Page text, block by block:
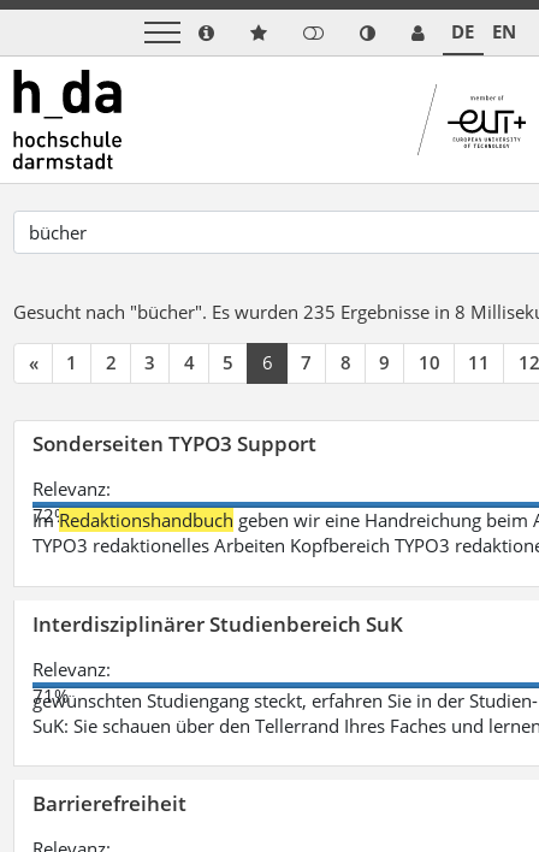
DE EN
Gesucht nach "bücher". Es wurden 235 Ergebnisse in 8
« 1 2 3 4 5 6 7 8 9 10 11 12
Sonderseiten TYPO3 Support
Relevanz:
72%
ImRedaktionshandbuch geben wir eine Handreichung beim
TYPO3 redaktionelles Arbeiten Kopfbereich TYPO3
Interdisziplinärer Studienbereich SuK
Relevanz:
71%
gewünschten Studiengang steckt, erfahren Sie in der
SuK: Sie schauen über den Tellerrand Ihres Faches und
Barrierefreiheit